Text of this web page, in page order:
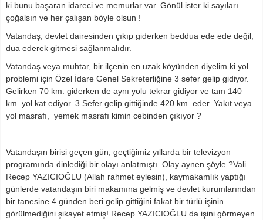
ki bunu başaran idareci ve memurlar var. Gönül ister ki sayıları
çoğalsın ve her çalışan böyle olsun !
Vatandaş, devlet dairesinden çıkıp giderken beddua ede ede değil,
dua ederek gitmesi sağlanmalıdır.
Vatandaş veya muhtar, bir ilçenin en uzak köyünden diyelim ki yol
problemi için Özel İdare Genel Sekreterliğine 3 sefer gelip gidiyor.
Gelirken 70 km. giderken de aynı yolu tekrar gidiyor ve tam 140
km. yol kat ediyor. 3 Sefer gelip gittiğinde 420 km. eder. Yakıt veya
yol masrafı, yemek masrafı kimin cebinden çıkıyor ?
Vatandaşın birisi geçen gün, geçtiğimiz yıllarda bir televizyon
programında dinlediği bir olayı anlatmıştı. Olay aynen şöyle.?Vali
Recep YAZICIOĞLU (Allah rahmet eylesin), kaymakamlık yaptığı
günlerde vatandaşın biri makamına gelmiş ve devlet kurumlarından
bir tanesine 4 günden beri gelip gittiğini fakat bir türlü işinin
görülmediğini şikayet etmiş! Recep YAZICIOĞLU da işini görmeyen